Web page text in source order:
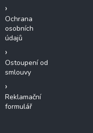
Ochrana
osobních
údajů
Ostoupení od
smlouvy
Reklamační
formulář